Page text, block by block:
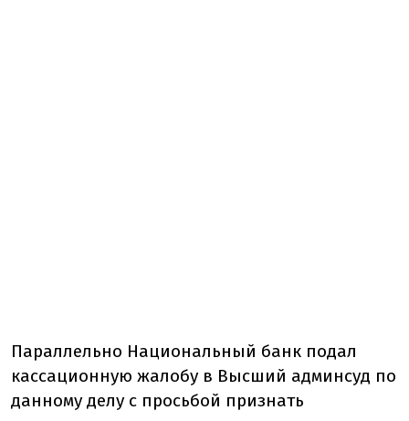
Параллельно Национальный банк подал
кассационную жалобу в Высший админсуд по
данному делу с просьбой признать